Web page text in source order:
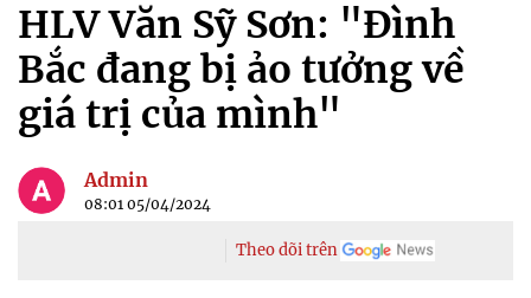
HLV Văn Sỹ Sơn: "Đình
Bắc đang bị ảo tưởng về
giá trị của mình"
Admin
08:01 05/04/2024
Theo dõi trên